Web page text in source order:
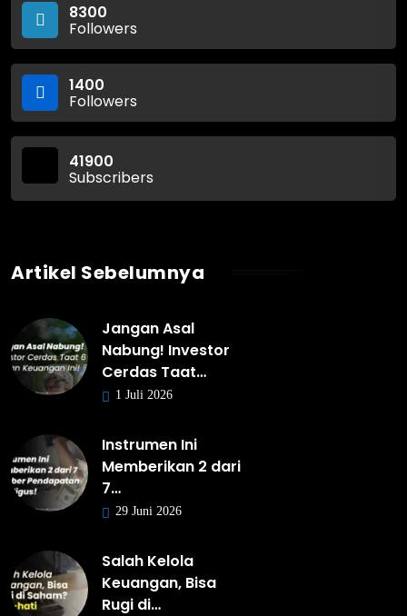
8300
Followers
1400
Followers
41900
Subscribers
Artikel Sebelumnya
Jangan Asal
Nabung! Investor
Cerdas Taat…
1 Juli 2026
Instrumen Ini
Memberikan 2 dari
7…
29 Juni 2026
Salah Kelola
Keuangan, Bisa
Rugi di…